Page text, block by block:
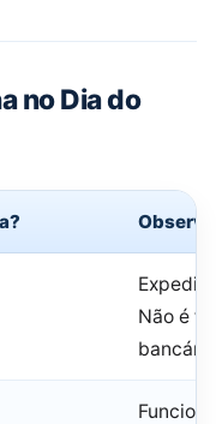
no Dia do
Não é
bancário